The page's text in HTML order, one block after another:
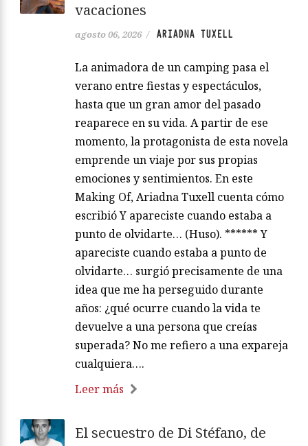
vacaciones
agosto 06, 2026 / ARIADNA TUXELL
La animadora de un camping pasa el
verano entre fiestas y espectáculos,
hasta que un gran amor del pasado
reaparece en su vida. A partir de ese
momento, la protagonista de esta novela
emprende un viaje por sus propias
emociones y sentimientos. En este
Making Of, Ariadna Tuxell cuenta cómo
escribió Y apareciste cuando estaba a
punto de olvidarte… (Huso). ****** Y
apareciste cuando estaba a punto de
olvidarte… surgió precisamente de una
idea que me ha perseguido durante
años: ¿qué ocurre cuando la vida te
devuelve a una persona que creías
superada? No me refiero a una expareja
cualquiera….
Leer más
El secuestro de Di Stéfano, de